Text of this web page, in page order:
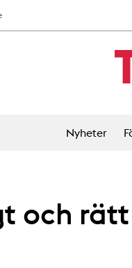
Nyheter
och